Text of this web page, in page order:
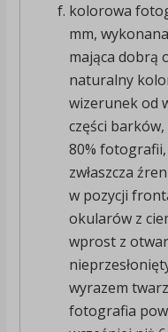
kolorowa
mm,
mająca dobrą
naturalny
wizerunek od
części
80%
zwłaszcza
w pozycji
okularów z
wprost z
wyrazem
fotografia